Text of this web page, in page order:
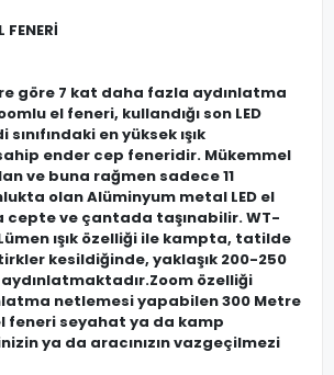
FENERİ
göre 7 kat daha fazla aydınlatma
el feneri, kullandığı son LED
en yüksek ışık
ender cep feneridir. Mükemmel
ve buna rağmen sadece 11
olan Alüminyum metal LED el
cepte ve çantada taşınabilir. WT-
ışık özelliği ile kampta, tatilde
kesildiğinde, yaklaşık 200-250
özelliği
netlemesi yapabilen 300 Metre
feneri seyahat ya da kamp
ya da aracınızın vazgeçilmezi